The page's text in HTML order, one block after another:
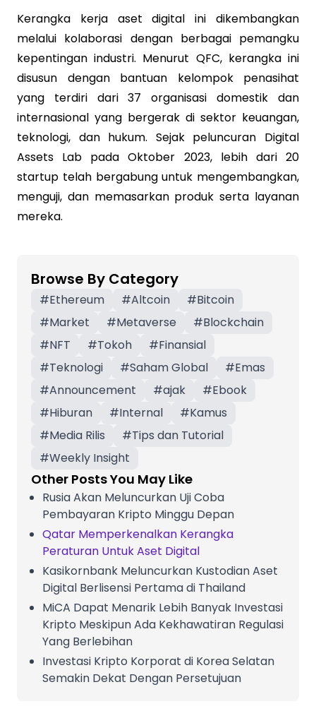
Kerangka kerja aset digital ini dikembangkan
melalui kolaborasi dengan berbagai pemangku
kepentingan industri. Menurut QFC, kerangka ini
disusun dengan bantuan kelompok penasihat
yang terdiri dari 37 organisasi domestik dan
internasional yang bergerak di sektor keuangan,
teknologi, dan hukum. Sejak peluncuran Digital
Assets Lab pada Oktober 2023, lebih dari 20
startup telah bergabung untuk mengembangkan,
menguji, dan memasarkan produk serta layanan
mereka.
Browse By Category
#Ethereum #Altcoin #Bitcoin
#Market #Metaverse #Blockchain
#NFT #Tokoh #Finansial
#Teknologi #Saham Global #Emas
#Announcement #ajak #Ebook
#Hiburan #Internal #Kamus
#Media Rilis #Tips dan Tutorial
#Weekly Insight
Other Posts You May Like
Rusia Akan Meluncurkan Uji Coba
Pembayaran Kripto Minggu Depan
Qatar Memperkenalkan Kerangka
Peraturan Untuk Aset Digital
Kasikornbank Meluncurkan Kustodian Aset
Digital Berlisensi Pertama di Thailand
MiCA Dapat Menarik Lebih Banyak Investasi
Kripto Meskipun Ada Kekhawatiran Regulasi
Yang Berlebihan
Investasi Kripto Korporat di Korea Selatan
Semakin Dekat Dengan Persetujuan